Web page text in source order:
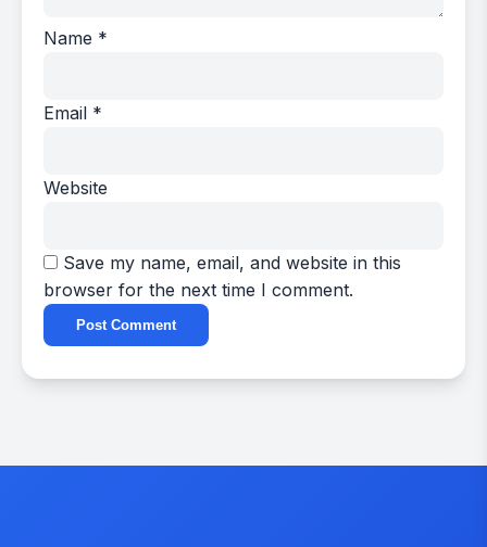
Name *
Email *
Website
Save my name, email, and website in this
browser for the next time I comment.